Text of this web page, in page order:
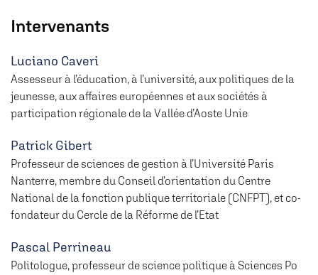
Intervenants
Luciano Caveri
Assesseur à l’éducation, à l’université, aux politiques de la
jeunesse, aux affaires européennes et aux sociétés à
participation régionale de la Vallée d’Aoste Unie
Patrick Gibert
Professeur de sciences de gestion à l’Université Paris
Nanterre, membre du Conseil d’orientation du Centre
National de la fonction publique territoriale (CNFPT), et co-
fondateur du Cercle de la Réforme de l’Etat
Pascal Perrineau
Politologue, professeur de science politique à Sciences Po